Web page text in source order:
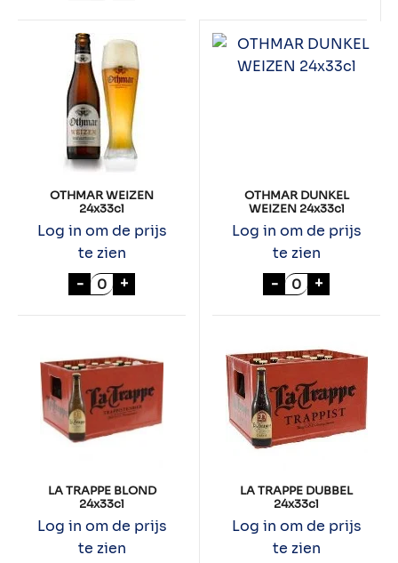
OTHMAR WEIZEN
24x33cl
Log in om de prijs
te zien
- OTHMAR WEIZEN 24x33cl aantal
+
OTHMAR DUNKEL
WEIZEN 24x33cl
Log in om de prijs
te zien
- OTHMAR
+
LA TRAPPE BLOND
24x33cl
Log in om de prijs
te zien
LA TRAPPE DUBBEL
24x33cl
Log in om de prijs
te zien